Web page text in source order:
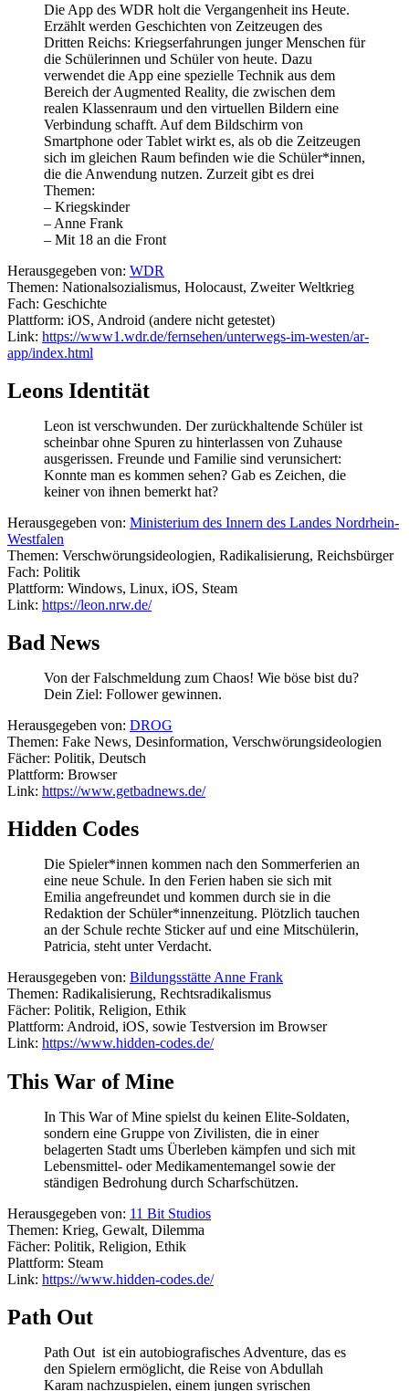
Die App des WDR holt die Vergangenheit ins Heute.
Erzählt werden Geschichten von Zeitzeugen des
Dritten Reichs: Kriegserfahrungen junger Menschen für
die Schülerinnen und Schüler von heute. Dazu
verwendet die App eine spezielle Technik aus dem
Bereich der Augmented Reality, die zwischen dem
realen Klassenraum und den virtuellen Bildern eine
Verbindung schafft. Auf dem Bildschirm von
Smartphone oder Tablet wirkt es, als ob die Zeitzeugen
sich im gleichen Raum befinden wie die Schüler*innen,
die die Anwendung nutzen. Zurzeit gibt es drei
Themen:
– Kriegskinder
– Anne Frank
– Mit 18 an die Front
Herausgegeben von: WDR
Themen: Nationalsozialismus, Holocaust, Zweiter Weltkrieg
Fach: Geschichte
Plattform: iOS, Android (andere nicht getestet)
Link: https://www1.wdr.de/fernsehen/unterwegs-im-westen/ar-
app/index.html
Leons Identität
Leon ist verschwunden. Der zurückhaltende Schüler ist
scheinbar ohne Spuren zu hinterlassen von Zuhause
ausgerissen. Freunde und Familie sind verunsichert:
Konnte man es kommen sehen? Gab es Zeichen, die
keiner von ihnen bemerkt hat?
Herausgegeben von: Ministerium des Innern des Landes Nordrhein-
Westfalen
Themen: Verschwörungsideologien, Radikalisierung, Reichsbürger
Fach: Politik
Plattform: Windows, Linux, iOS, Steam
Link: https://leon.nrw.de/
Bad News
Von der Falschmeldung zum Chaos! Wie böse bist du?
Dein Ziel: Follower gewinnen.
Herausgegeben von: DROG
Themen: Fake News, Desinformation, Verschwörungsideologien
Fächer: Politik, Deutsch
Plattform: Browser
Link: https://www.getbadnews.de/
Hidden Codes
Die Spieler*innen kommen nach den Sommerferien an
eine neue Schule. In den Ferien haben sie sich mit
Emilia angefreundet und kommen durch sie in die
Redaktion der Schüler*innenzeitung. Plötzlich tauchen
an der Schule rechte Sticker auf und eine Mitschülerin,
Patricia, steht unter Verdacht.
Herausgegeben von: Bildungsstätte Anne Frank
Themen: Radikalisierung, Rechtsradikalismus
Fächer: Politik, Religion, Ethik
Plattform: Android, iOS, sowie Testversion im Browser
Link: https://www.hidden-codes.de/
This War of Mine
In This War of Mine spielst du keinen Elite-Soldaten,
sondern eine Gruppe von Zivilisten, die in einer
belagerten Stadt ums Überleben kämpfen und sich mit
Lebensmittel- oder Medikamentemangel sowie der
ständigen Bedrohung durch Scharfschützen.
Herausgegeben von: 11 Bit Studios
Themen: Krieg, Gewalt, Dilemma
Fächer: Politik, Religion, Ethik
Plattform: Steam
Link: https://www.hidden-codes.de/
Path Out
Path Out ist ein autobiografisches Adventure, das es
den Spielern ermöglicht, die Reise von Abdullah
Karam nachzuspielen, einem jungen syrischen